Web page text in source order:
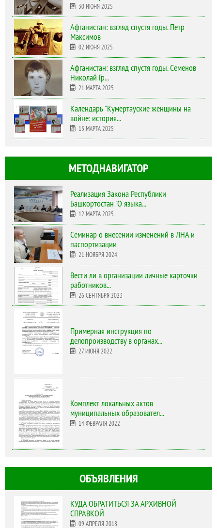
30 ИЮНЯ 2025
Афганистан: взгляд спустя годы. Петр
Максимов
02 ИЮНЯ 2025
Афганистан: взгляд спустя годы. Семенов
Николай Гр...
21 МАРТА 2025
Календарь "Кумертауские женщины на
войне: история...
13 МАРТА 2025
МЕТОДНАВИГАТОР
Реализация Закона Республики
Башкортостан "О языка...
12 МАРТА 2025
Cеминар о внесении изменений в ЛНА и
паспортизации
21 НОЯБРЯ 2024
Вести ли в организации личные карточки
работников...
26 СЕНТЯБРЯ 2023
Примерная инструкция по
делопроизводству в органах...
27 ИЮНЯ 2022
Комплект локальных актов
муниципальных образовател...
14 ФЕВРАЛЯ 2022
ОБЪЯВЛЕНИЯ
КУДА ОБРАТИТЬСЯ ЗА АРХИВНОЙ
СПРАВКОЙ
09 АПРЕЛЯ 2018